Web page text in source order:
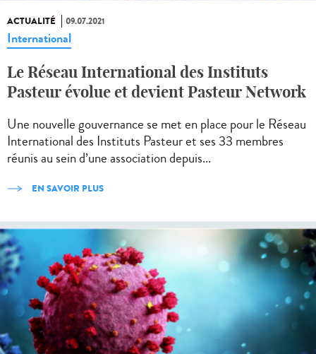
ACTUALITÉ 09.07.2021
International
Le Réseau International des Instituts
Pasteur évolue et devient Pasteur Network
Une nouvelle gouvernance se met en place pour le Réseau
International des Instituts Pasteur et ses 33 membres
réunis au sein d’une association depuis...
EN SAVOIR PLUS